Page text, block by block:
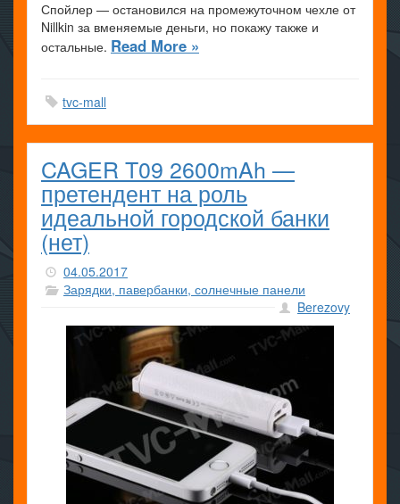
Спойлер — остановился на промежуточном чехле от
Nillkin за вменяемые деньги, но покажу также и
остальные. Read More »
tvc-mall
CAGER T09 2600mAh —
претендент на роль
идеальной городской банки
(нет)
04.05.2017
Зарядки, павербанки, солнечные панели
Berezovy